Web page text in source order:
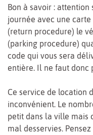
Bon à savoir :
journée avec une
(return procedure) le
(parking procedure)
code qui vous sera
entière. Il ne faut donc
Ce service de location
inconvénient. Le
petit dans la ville mais
mal desservies.